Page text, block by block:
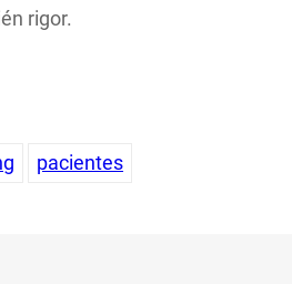
rigor.
pacientes